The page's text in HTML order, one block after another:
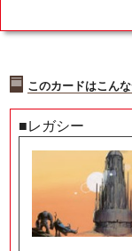
[MSH] 茶/青
このカードはこん
■レガシー